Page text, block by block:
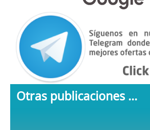
Otras publicaciones ...